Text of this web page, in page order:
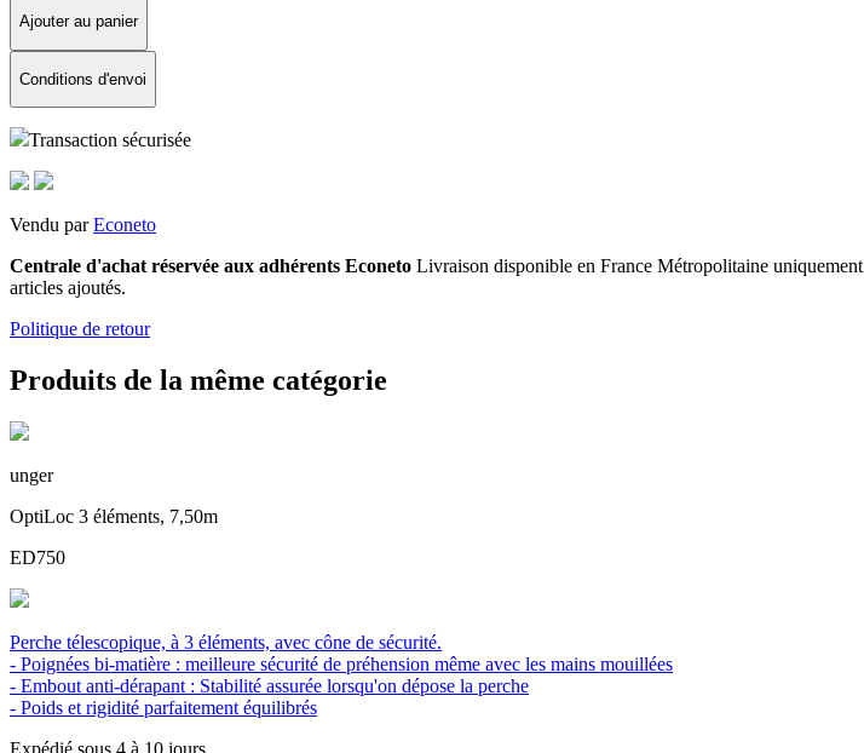
Ajouter au panier
Conditions d'envoi
Transaction sécurisée
Vendu parEconeto
Centrale d'achat réservée aux adhérents Econeto Livraison disponible en France Métropolitaine uniquement
articles ajoutés.
Politique de retour
Produits de la même catégorie
unger
OptiLoc 3 éléments, 7,50m
ED750
Perche télescopique, à 3 éléments, avec cône de sécurité.
- Poignées bi-matière : meilleure sécurité de préhension même avec les mains mouillées
- Embout anti-dérapant : Stabilité assurée lorsqu'on dépose la perche
- Poids et rigidité parfaitement équilibrés
Expédié sous 4 à 10 jours